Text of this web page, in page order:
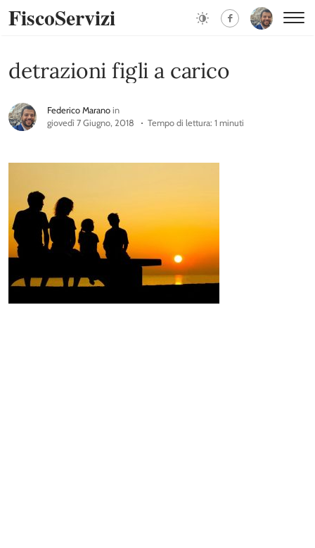
FiscoServizi
detrazioni figli a carico
Federico Marano in
giovedì 7 Giugno, 2018
Tempo di lettura: 1 minuti